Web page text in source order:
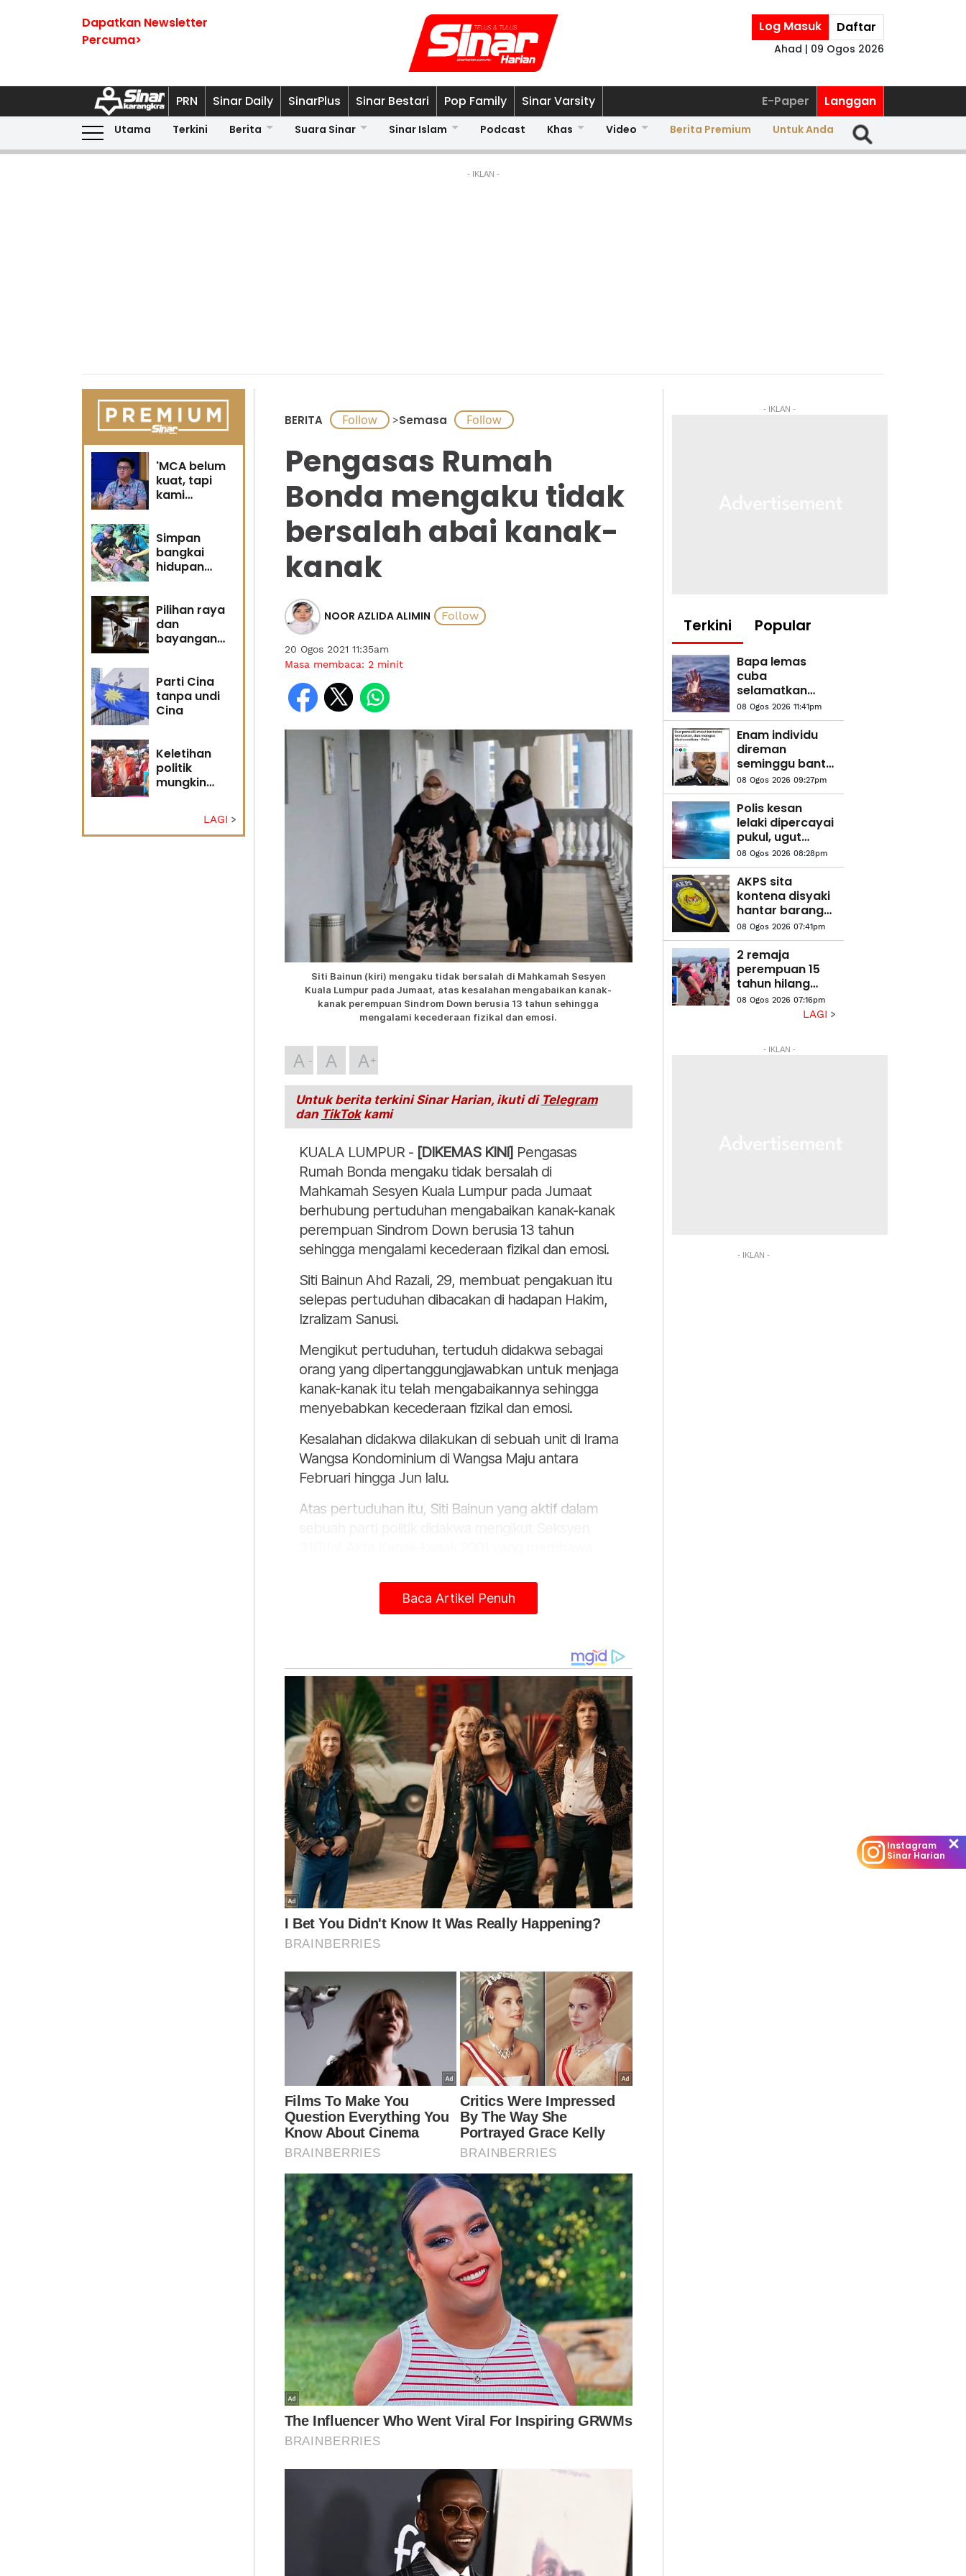
Dapatkan Newsletter
Percuma>
Log Masuk Daftar
Ahad | 09 Ogos 2026
PRN Sinar Daily SinarPlus Sinar Bestari Pop Family Sinar Varsity E-Paper Langgan
Utama Terkini Berita Suara Sinar Sinar Islam Podcast Khas Video Berita Premium Untuk Anda
- IKLAN -
'MCA belum
kuat, tapi
kami
Simpan
bangkai
hidupan
Pilihan raya
dan
bayangan
Parti Cina
tanpa undi
Cina
Keletihan
politik
mungkin
Penganalisis
LAGI
BERITA >Semasa
Pengasas Rumah
Bonda mengaku tidak
bersalah abai kanak-
kanak
NOOR AZLIDA ALIMIN
20 Ogos 2021 11:35am
Masa membaca: 2 minit
Siti Bainun (kiri) mengaku tidak bersalah di Mahkamah Sesyen
Kuala Lumpur pada Jumaat, atas kesalahan mengabaikan kanak-
kanak perempuan Sindrom Down berusia 13 tahun sehingga
mengalami kecederaan fizikal dan emosi.
A A A
Untuk berita terkini Sinar Harian, ikuti di Telegram
dan TikTokkami
KUALA LUMPUR - [DIKEMAS KINI] Pengasas
Rumah Bonda mengaku tidak bersalah di
Mahkamah Sesyen Kuala Lumpur pada Jumaat
berhubung pertuduhan mengabaikan kanak-kanak
perempuan Sindrom Down berusia 13 tahun
sehingga mengalami kecederaan fizikal dan emosi.
Siti Bainun Ahd Razali, 29, membuat pengakuan itu
selepas pertuduhan dibacakan di hadapan Hakim,
Izralizam Sanusi.
Mengikut pertuduhan, tertuduh didakwa sebagai
orang yang dipertanggungjawabkan untuk menjaga
kanak-kanak itu telah mengabaikannya sehingga
menyebabkan kecederaan fizikal dan emosi.
Kesalahan didakwa dilakukan di sebuah unit di Irama
Wangsa Kondominium di Wangsa Maju antara
Februari hingga Jun lalu.
Atas pertuduhan itu, Siti Bainun yang aktif dalam
lebih 20 tahun atau kedua-duanya, jika sabit
Shakira Aliana Alias mencadangkan tertuduh diberi
ikat jamin sebanyak RM20,000 beserta syarat tidak
mengganggu mangsa atau saksi, menyerahkan
pasport kepada mahkamah dan melapor diri di
balai polis berdekatan setiap bulan.
"Kes ini termasuk dalam kes berkepentingan awam
malah sesuai dengan hasrat kerajaan untuk
melindungi kanak-kanak yang juga orang kurang
upaya (OKU) dan mendapat liputan meluas di
"Mangsa dalam kes ini merupakan seorang OKU
Sindrom Down selain tertuduh terbabit dalam
kegiatan politik,” katanya.
Bagaimanapun, tertuduh yang diwakili peguam,
jamin pada kadar rendah dengan alasan telah
memberikan kerjasama kepada pihak polis selain
mahu membersihkan namanya di mahkamah.
Artikel Berkaitan:
Ketua balai mengaku tidak bersalah terima suapan
Suami isteri mengaku tidak bersalah dera dua anak
Lelaki mengaku tidak bersalah rogol remaja bawah
umur
Selepas mendengar permohonan daripada kedua-
dua pihak, Izralizam membenarkan tertuduh diikat
jamin sebanyak RM12,000 dengan seorang
penjamin.
Baca Artikel Penuh
- IKLAN -
Terkini Popular
Bapa lemas
cuba
selamatkan
anak jatuh
kolam ikan
08 Ogos 2026 11:41pm
Enam individu
direman
seminggu bantu
siasatan kes
culik
08 Ogos 2026 09:27pm
Polis kesan
lelaki dipercayai
pukul, ugut
pengguna jalan
raya
08 Ogos 2026 08:28pm
AKPS sita
kontena disyaki
hantar barang
eksport ke Israel
08 Ogos 2026 07:41pm
2 remaja
perempuan 15
tahun hilang
ketika berkelah:
08 Ogos 2026 07:16pm
LAGI
- IKLAN -
- IKLAN -
Instagram
Sinar Harian